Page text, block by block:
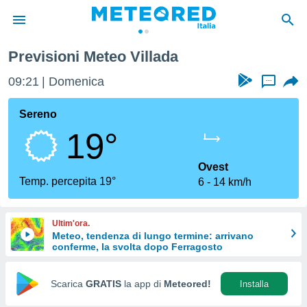
di
per
le
di
Web
Previsioni Meteo Villada
09:21 Domenica ...
Sereno
19°
Temp. percepita 19°
Ovest
6
14 km/h
Ultim'ora.
Meteo, tendenza di lungo termine: arrivano
conferme, la svolta dopo Ferragosto
Scarica GRATIS la app di Meteored! Installa